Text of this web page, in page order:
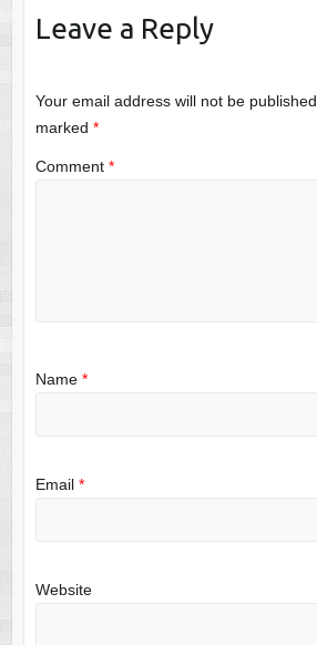
Leave a Reply
Your email address will not be published.
marked *
Comment *
Name *
Email *
Website